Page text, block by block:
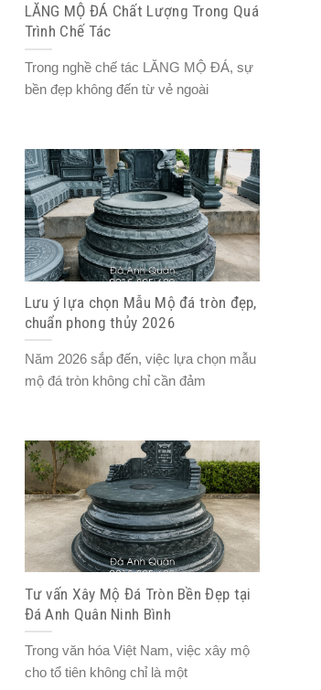
LĂNG MỘ ĐÁ Chất Lượng Trong Quá
Trình Chế Tác
Trong nghề chế tác LĂNG MỘ ĐÁ, sự
bền đẹp không đến từ vẻ ngoài
Lưu ý lựa chọn Mẫu Mộ đá tròn đẹp,
chuẩn phong thủy 2026
Năm 2026 sắp đến, việc lựa chọn mẫu
mộ đá tròn không chỉ cần đảm
Tư vấn Xây Mộ Đá Tròn Bền Đẹp tại
Đá Anh Quân Ninh Bình
Trong văn hóa Việt Nam, việc xây mộ
cho tổ tiên không chỉ là một